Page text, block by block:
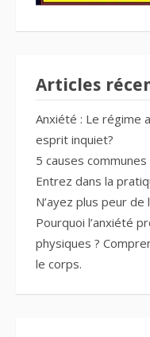
Articles
Anxiété : Le régime
esprit inquiet?
5 causes
Entrez dans la
N’ayez plus peur
Pourquoi l’anxiété
physiques ?
le corps.